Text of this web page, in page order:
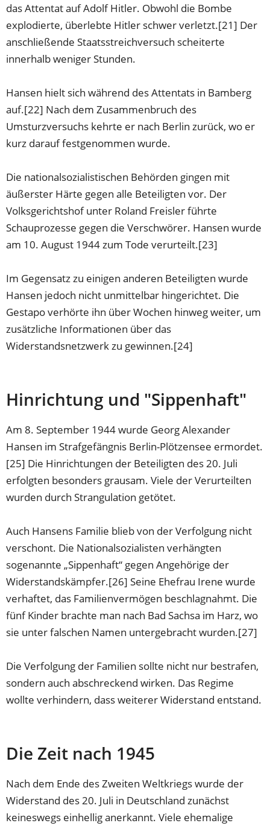
das Attentat auf Adolf Hitler. Obwohl die Bombe
explodierte, überlebte Hitler schwer verletzt.[21] Der
anschließende Staatsstreichversuch scheiterte
innerhalb weniger Stunden.
Hansen hielt sich während des Attentats in Bamberg
auf.[22] Nach dem Zusammenbruch des
Umsturzversuchs kehrte er nach Berlin zurück, wo er
kurz darauf festgenommen wurde.
Die nationalsozialistischen Behörden gingen mit
äußerster Härte gegen alle Beteiligten vor. Der
Volksgerichtshof unter Roland Freisler führte
Schauprozesse gegen die Verschwörer. Hansen wurde
am 10. August 1944 zum Tode verurteilt.[23]
Im Gegensatz zu einigen anderen Beteiligten wurde
Hansen jedoch nicht unmittelbar hingerichtet. Die
Gestapo verhörte ihn über Wochen hinweg weiter, um
zusätzliche Informationen über das
Widerstandsnetzwerk zu gewinnen.[24]
Hinrichtung und "Sippenhaft"
Am 8. September 1944 wurde Georg Alexander
Hansen im Strafgefängnis Berlin-Plötzensee ermordet.
[25] Die Hinrichtungen der Beteiligten des 20. Juli
erfolgten besonders grausam. Viele der Verurteilten
wurden durch Strangulation getötet.
Auch Hansens Familie blieb von der Verfolgung nicht
verschont. Die Nationalsozialisten verhängten
sogenannte „Sippenhaft“ gegen Angehörige der
Widerstandskämpfer.[26] Seine Ehefrau Irene wurde
verhaftet, das Familienvermögen beschlagnahmt. Die
fünf Kinder brachte man nach Bad Sachsa im Harz, wo
sie unter falschen Namen untergebracht wurden.[27]
Die Verfolgung der Familien sollte nicht nur bestrafen,
sondern auch abschreckend wirken. Das Regime
wollte verhindern, dass weiterer Widerstand entstand.
Die Zeit nach 1945
Nach dem Ende des Zweiten Weltkriegs wurde der
Widerstand des 20. Juli in Deutschland zunächst
keineswegs einhellig anerkannt. Viele ehemalige